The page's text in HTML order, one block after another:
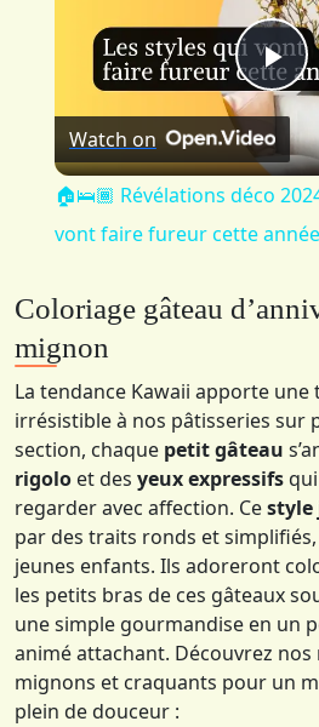
Watch on
🏠🛌🏾 Révélations déco
vont faire fureur cette année
Coloriage gâteau
mignon
La tendance Kawaii apporte
irrésistible à nos pâtisseries sur
section, chaque petit gâteau
rigolo et des yeux expressifs
regarder avec affection. Cestyle
par des traits ronds et
jeunes enfants. Ils adoreront
les petits bras de ces gâteaux
une simple gourmandise en un
animé attachant. Découvrez nos
mignons et craquants pour un
plein de douceur :